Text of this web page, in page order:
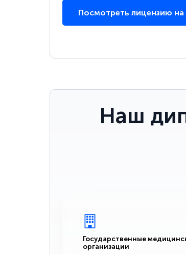
Посмотреть лицензию
Наш
Государственные
организации